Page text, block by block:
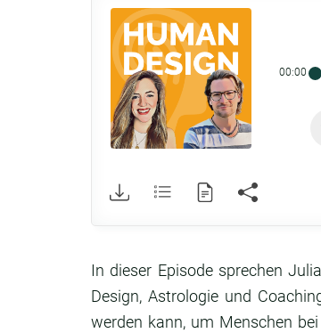
00:00
In dieser Episode sprechen
Design, Astrologie und
werden kann, um Menschen